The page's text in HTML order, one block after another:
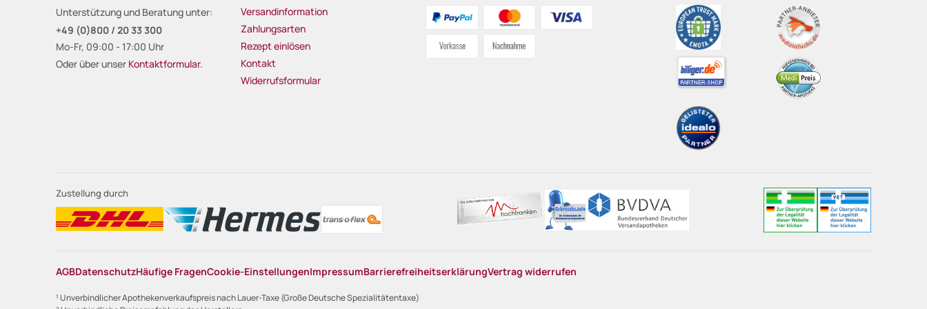
Unterstützung und Beratung unter:
+49 (0)800 / 20 33 300
Mo-Fr, 09:00 - 17:00 Uhr
Oder über unser Kontaktformular.
Versandinformation
Zahlungsarten
Rezept einlösen
Kontakt
Widerrufsformular
Zustellung durch
AGBDatenschutzHäufige FragenCookie-EinstellungenImpressumBarrierefreiheitserklärungVertrag widerrufen
¹ Unverbindlicher Apothekenverkaufspreis nach Lauer-Taxe (Große Deutsche Spezialitätentaxe)